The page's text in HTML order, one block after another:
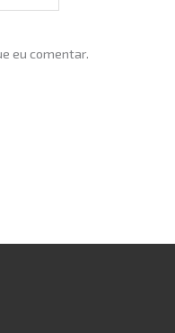
eu comentar.